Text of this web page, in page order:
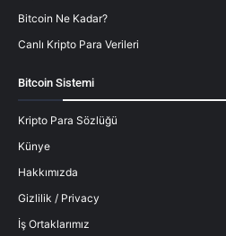
Bitcoin Ne Kadar?
Canlı Kripto Para Verileri
Bitcoin Sistemi
Kripto Para Sözlüğü
Künye
Hakkımızda
Gizlilik / Privacy
İş Ortaklarımız